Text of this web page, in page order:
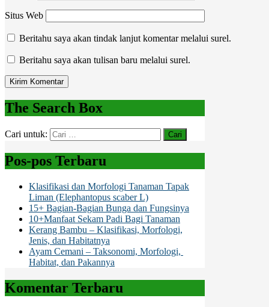
Situs Web
Beritahu saya akan tindak lanjut komentar melalui surel.
Beritahu saya akan tulisan baru melalui surel.
The Search Box
Cari untuk:
Pos-pos Terbaru
Klasifikasi dan Morfologi Tanaman Tapak
Liman (Elephantopus scaber L)
15+ Bagian-Bagian Bunga dan Fungsinya
10+Manfaat Sekam Padi Bagi Tanaman
Kerang Bambu – Klasifikasi, Morfologi,
Jenis, dan Habitatnya
Ayam Cemani – Taksonomi, Morfologi,
Habitat, dan Pakannya
Komentar Terbaru